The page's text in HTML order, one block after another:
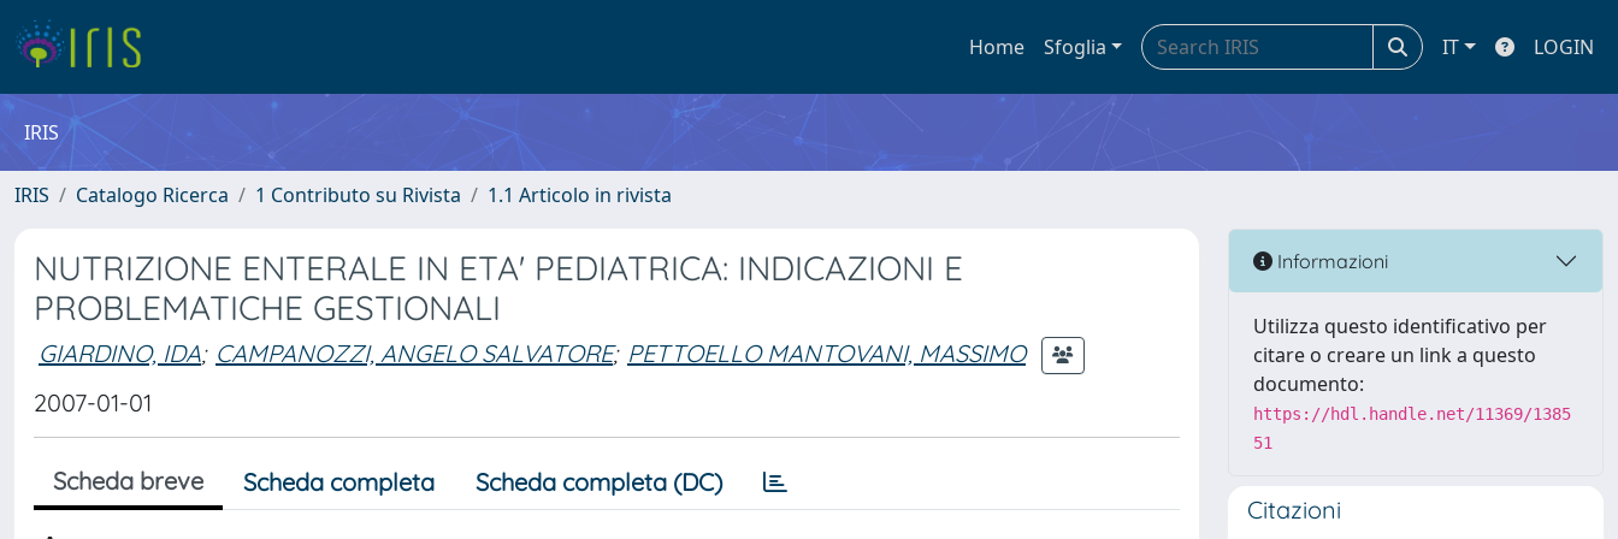
Home Sfoglia IT LOGIN
IRIS
IRIS Catalogo Ricerca 1 Contributo su Rivista 1.1 Articolo in rivista
NUTRIZIONE ENTERALE IN ETA' PEDIATRICA: INDICAZIONI E
PROBLEMATICHE GESTIONALI
GIARDINO, IDA; CAMPANOZZI, ANGELO SALVATORE; PETTOELLO MANTOVANI, MASSIMO
2007-01-01
Scheda breve Scheda completa Scheda completa (DC)
Informazioni
Utilizza questo identificativo per
citare o creare un link a questo
documento:
https://hdl.handle.net/11369/1385
51
Citazioni